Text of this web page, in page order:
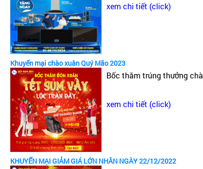
xem chi tiết (click)
Khuyến mại chào xuân Quý Mão 2023
Bốc thăm trúng thưởng
xem chi tiết (click)
KHUYẾN MẠI GIẢM GIÁ LỚN NHÂN NGÀY 22/12/2022